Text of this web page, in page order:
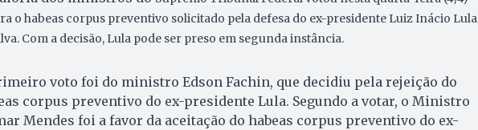
o habeas corpus preventivo solicitado pela defesa do ex-presidente Luiz Inácio Lula
Com a decisão, Lula pode ser preso em segunda instância.
voto foi do ministro Edson Fachin, que decidiu pela rejeição do
corpus preventivo do ex-presidente Lula. Segundo a votar, o Ministro
Mendes foi a favor da aceitação do habeas corpus preventivo do ex-